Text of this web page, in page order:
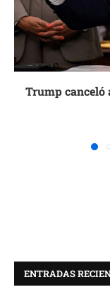
Trump canceló
ENTRADAS